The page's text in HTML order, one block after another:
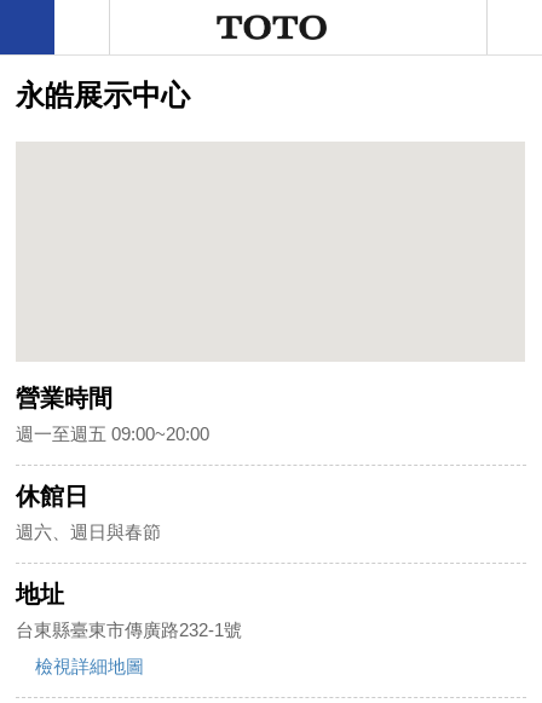
永皓展示中心
營業時間
週一至週五 09:00~20:00
休館日
週六、週日與春節
地址
台東縣臺東市傳廣路232-1號
檢視詳細地圖